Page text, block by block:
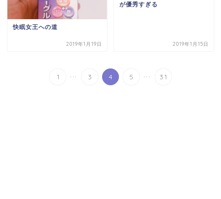
快眠女王への道
2019年1月19日
が優秀すぎる
2019年1月15日
1 ... 3 4 5 ... 31